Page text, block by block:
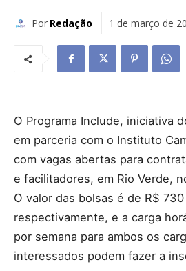
Por Redação 1 de março de
O Programa Include, iniciativa
em parceria com o Instituto
com vagas abertas para
e facilitadores, em Rio Verde,
O valor das bolsas é de R$
respectivamente, e a carga
por semana para ambos os
interessados podem fazer a